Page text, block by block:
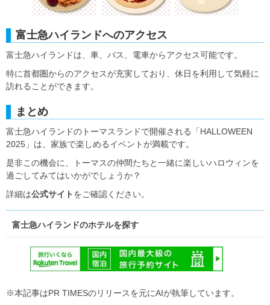
富士急ハイランドへのアクセス
富士急ハイランドは、車、バス、電車からアクセス可能です。
特に首都圏からのアクセスが充実しており、休日を利用して気軽に
訪れることができます。
まとめ
富士急ハイランドのトーマスランドで開催される「HALLOWEEN
2025」は、家族で楽しめるイベントが満載です。
是非この機会に、トーマスの仲間たちと一緒に楽しいハロウィンを
過ごしてみてはいかがでしょうか？
詳細は公式サイト をご確認ください。
富士急ハイランドのホテルを探す
※本記事はPR TIMESのリリースを元にAIが執筆しています。